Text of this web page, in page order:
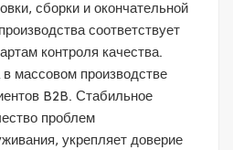
сборки и окончательной
соответствует
контроля качества.
массовом производстве
B2B. Стабильное
проблем
укрепляет доверие